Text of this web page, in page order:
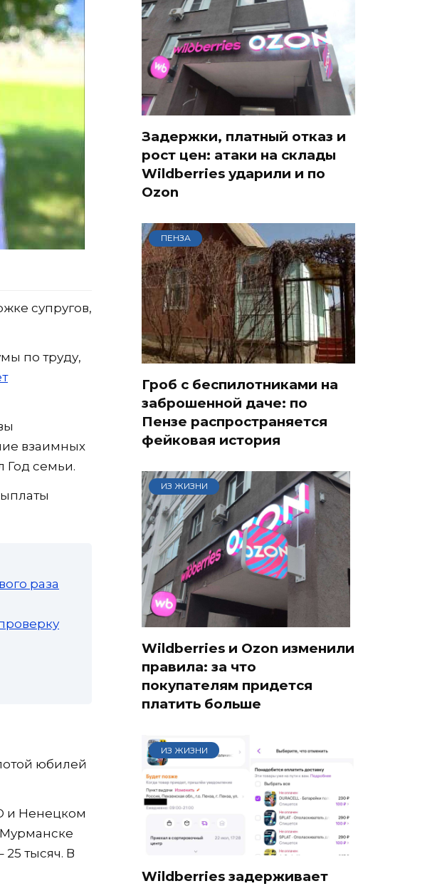
супругов,
по труду,
взаимных
Год семьи.
раза
юбилей
и Ненецком
Мурманске
тысяч. В
Задержки, платный отказ и
рост цен: атаки на склады
Wildberries ударили и по
Ozon
ПЕНЗА
Гроб с беспилотниками на
заброшенной даче: по
Пензе распространяется
фейковая история
ИЗ ЖИЗНИ
Wildberries и Ozon изменили
правила: за что
покупателям придется
платить больше
ИЗ ЖИЗНИ
Wildberries задерживает